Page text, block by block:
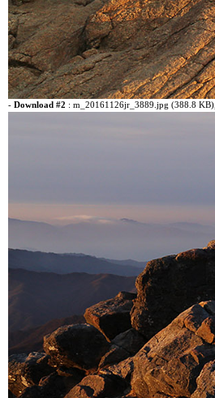
- Download #2 : m_20161126jr_3889.jpg (388.8 KB)